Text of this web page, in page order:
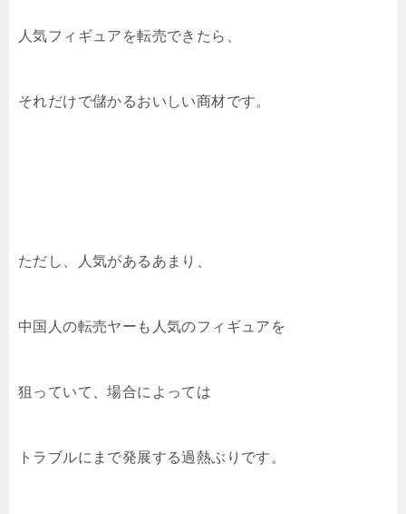
人気フィギュアを転売できたら、
それだけで儲かるおいしい商材です。
ただし、人気があるあまり、
中国人の転売ヤーも人気のフィギュアを
狙っていて、場合によっては
トラブルにまで発展する過熱ぶりです。